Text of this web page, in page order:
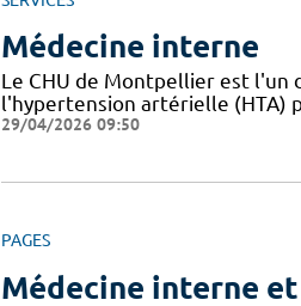
Médecine interne
Le CHU de Montpellier est l'un
l'hypertension artérielle (HTA)
29/04/2026 09:50
PAGES
Médecine interne